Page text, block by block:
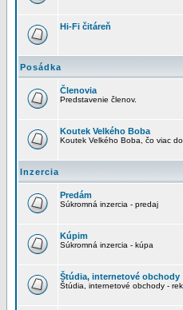
Hi-Fi čitáreň
Posádka
Členovia
Predstavenie členov.
Koutek Velkého Boba
Koutek Velkého Boba, čo viac
Inzercia
Predám
Súkromná inzercia - predaj
Kúpim
Súkromná inzercia - kúpa
Štúdia, internetové obchody
Štúdia, internetové obchody -